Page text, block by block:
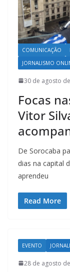
COMUNICAÇÃO
JORNALISMO
30 de agosto
Focas
Vitor
De Sorocaba
dias na capital
aprendeu
Read More
EVENTO
28 de agosto